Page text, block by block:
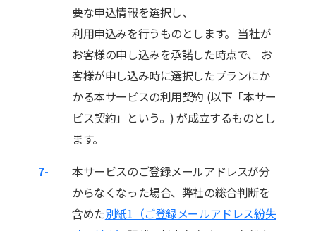
要な申込情報を選択し、
利用申込みを行うものとします。 当社が
お客様の申し込みを承諾した時点で、 お
客様が申し込み時に選択したプランにか
かる本サービスの利用契約 (以下「本サー
ビス契約」という。) が成立するものとし
ます。
7-
本サービスのご登録メールアドレスが分
からなくなった場合、弊社の総合判断を
含めた別紙1（ご登録メールアドレス紛失